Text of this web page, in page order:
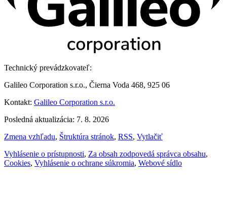
Technický prevádzkovateľ:
Galileo Corporation s.r.o., Čierna Voda 468, 925 06
Kontakt: Galileo Corporation s.r.o.
Posledná aktualizácia: 7. 8. 2026
Zmena vzhľadu, Štruktúra stránok, RSS, Vytlačiť
Vyhlásenie o prístupnosti, Za obsah zodpovedá správca obsahu,
Cookies, Vyhlásenie o ochrane súkromia, Webové sídlo